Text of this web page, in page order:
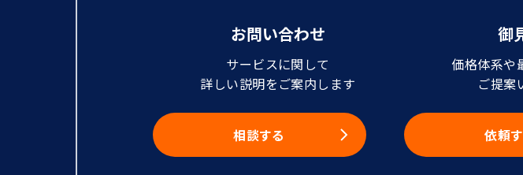
お問い合わせ
サービスに関して
詳しい説明をご案内します
相談する
御
価格体系や
ご提案
依頼